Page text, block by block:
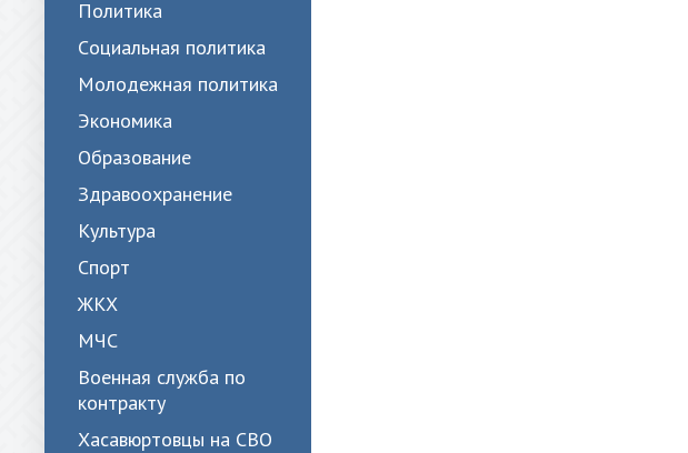
Политика
Cоциальная политика
Молодежная политика
Экономика
Образование
Здравоохранение
Культура
Спорт
ЖКХ
МЧС
Военная служба по
контракту
Хасавюртовцы на СВО